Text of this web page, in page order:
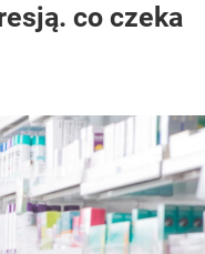
co czeka